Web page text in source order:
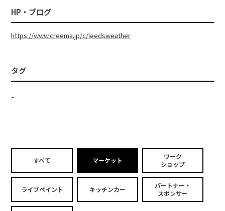
HP・ブログ
https://www.creema.jp/c/leedsweather
タグ
-
すべて マーケット
ワーク
ショップ
ライブペイント キッチンカー
パートナー・
スポンサー